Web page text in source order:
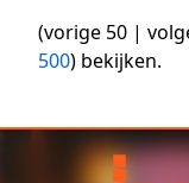
(vorige 50 |
500) bekijken.